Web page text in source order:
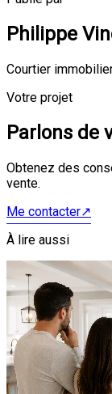
Philippe
Courtier
Votre projet
Parlons de
Obtenez des
vente.
Me contacter↗
À lire aussi